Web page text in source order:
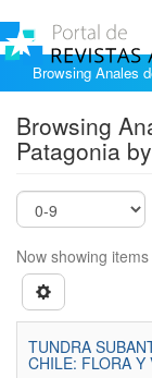
Browsing Anales
Browsing
Patagonia
Now showing
TUNDRA
CHILE: FLORA Y